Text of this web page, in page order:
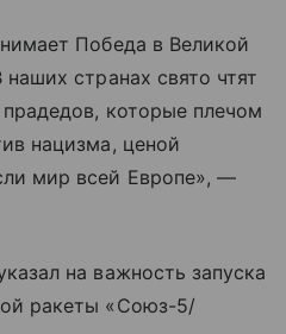
Победа в Великой
странах свято чтят
которые плечом
нацизма, ценой
мир всей Европе», —
на важность запуска
ракеты «Союз-5/